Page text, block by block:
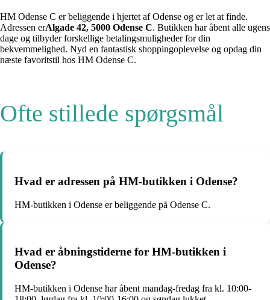
HM Odense C er beliggende i hjertet af Odense og er let at finde.
Adressen erAlgade 42, 5000 Odense C. Butikken har åbent alle ugens
dage og tilbyder forskellige betalingsmuligheder for din
bekvemmelighed. Nyd en fantastisk shoppingoplevelse og opdag din
næste favoritstil hos HM Odense C.
Ofte stillede spørgsmål
Hvad er adressen på HM-butikken i Odense?
HM-butikken i Odense er beliggende på Odense C.
Hvad er åbningstiderne for HM-butikken i
Odense?
HM-butikken i Odense har åbent mandag-fredag fra kl. 10:00-